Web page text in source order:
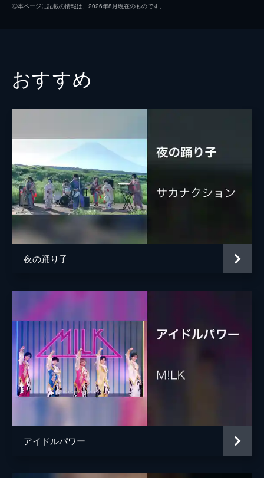
◎本ページに記載の情報は、2026年8月現在のものです。
おすすめ
夜の踊り子
アイドルパワー